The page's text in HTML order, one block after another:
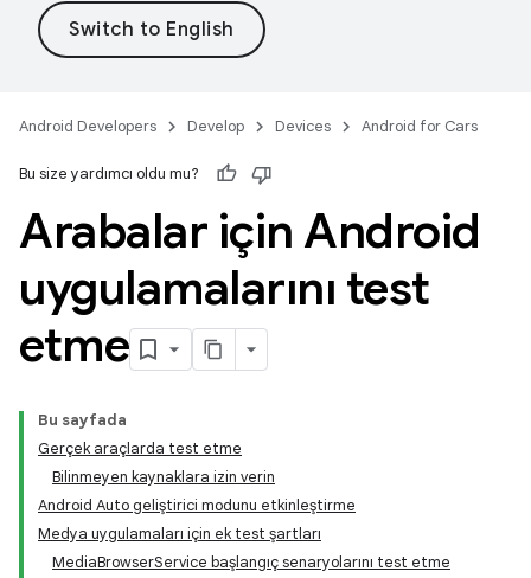
Android Developers Develop Devices Android for Cars
Bu size yardımcı oldu mu?
Arabalar için Android
uygulamalarını test
etme
Bu sayfada
Gerçek araçlarda test etme
Bilinmeyen kaynaklara izin verin
Android Auto geliştirici modunu etkinleştirme
Medya uygulamaları için ek test şartları
MediaBrowserService başlangıç senaryolarını test etme